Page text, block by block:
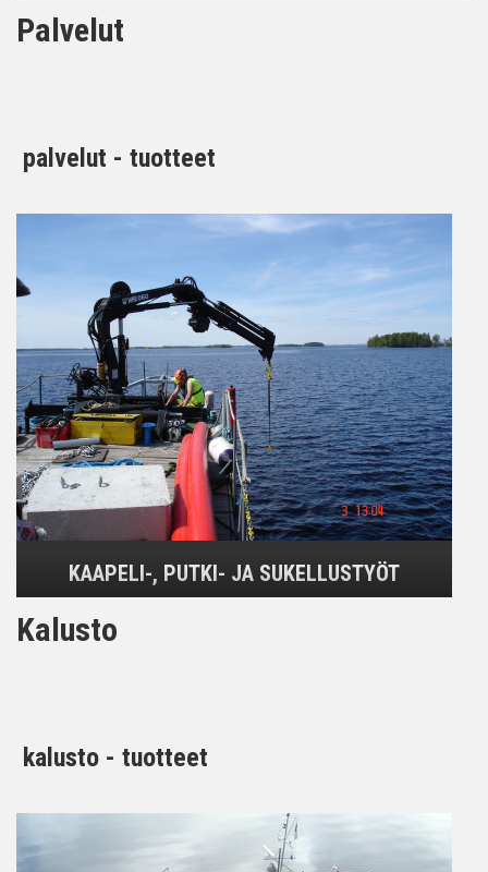
Palvelut
palvelut - tuotteet
KAAPELI-, PUTKI- JA SUKELLUSTYÖT
Kalusto
kalusto - tuotteet